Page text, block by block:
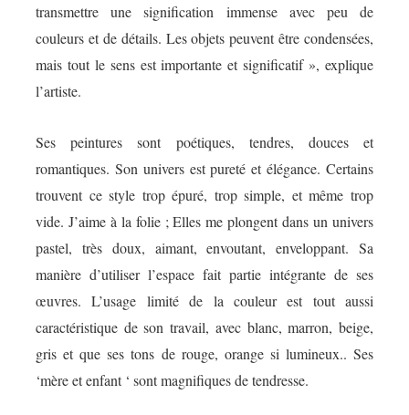
transmettre une signification immense avec peu de
couleurs et de détails. Les objets peuvent être condensées,
mais tout le sens est importante et significatif », explique
l’artiste.
Ses peintures sont poétiques, tendres, douces et
romantiques. Son univers est pureté et élégance. Certains
trouvent ce style trop épuré, trop simple, et même trop
vide. J’aime à la folie ; Elles me plongent dans un univers
pastel, très doux, aimant, envoutant, enveloppant. Sa
manière d’utiliser l’espace fait partie intégrante de ses
œuvres. L’usage limité de la couleur est tout aussi
caractéristique de son travail, avec blanc, marron, beige,
gris et que ses tons de rouge, orange si lumineux.. Ses
‘mère et enfant‘ sont magnifiques de tendresse.